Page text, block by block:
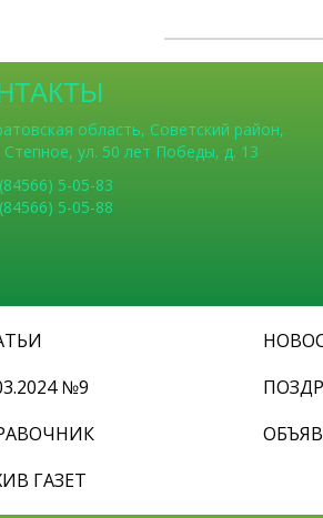
область, Советский район,
Степное, ул. 50 лет Победы, д. 13
5-05-83
5-05-88
№9
ГАЗЕТ